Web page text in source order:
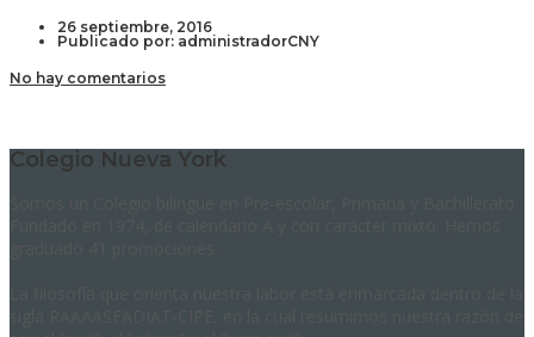
26 septiembre, 2016
Publicado por: administradorCNY
No hay comentarios
Colegio Nueva York